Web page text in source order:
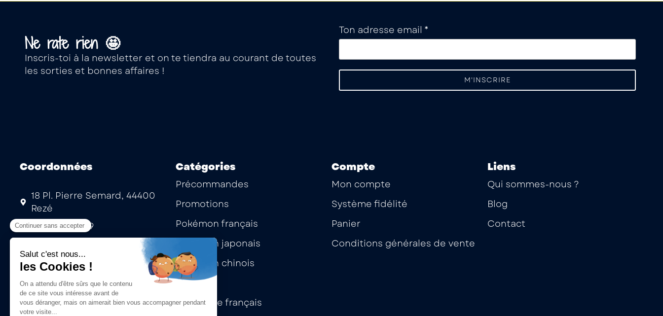
Ne rate rien 🤩
Inscris-toi à la newsletter et on te tiendra au courant de toutes
les sorties et bonnes affaires !
Ton adresse email *
Coordonnées
18 Pl. Pierre Semard, 44400
Rezé
02 53 35 15 99
Mardi au samedi : 10h -13h | 14h
- 19h
Laissez-nous un message
Catégories
Précommandes
Promotions
Pokémon français
Pokémon japonais
Pokémon chinois
Lorcana
One Piece français
Compte
Mon compte
Système fidélité
Panier
Conditions générales de vente
Liens
Qui sommes-nous ?
Blog
Contact